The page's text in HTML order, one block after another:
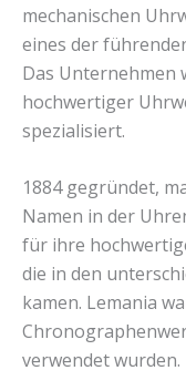
mechanischen
eines der
Das Unternehmen
hochwertiger
spezialisiert.
1884 gegründet,
Namen in der
für ihre
die in den
kamen. Lemania
verwendet wurden.